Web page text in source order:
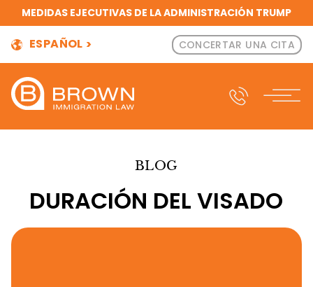
MEDIDAS EJECUTIVAS DE LA ADMINISTRACIÓN TRUMP
ESPAÑOL CONCERTAR UNA CITA
BLOG
DURACIÓN DEL VISADO